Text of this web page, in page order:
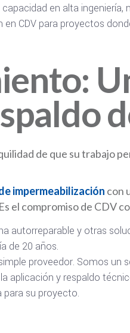
en alta
CDV para proyectos
de que su trabajo
impermeabilización con
el compromiso de CDV
autorreparable y otras
de 20 años.
proveedor. Somos
aplicación y respaldo
para su proyecto.